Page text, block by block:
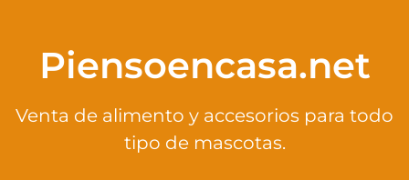
Piensoencasa.net
Venta de alimento y accesorios para todo
tipo de mascotas.